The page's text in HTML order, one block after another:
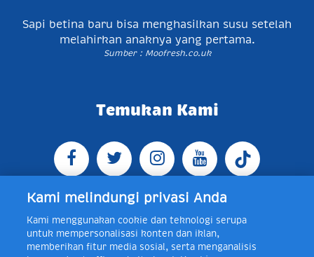
Sapi betina baru bisa menghasilkan susu setelah
melahirkan anaknya yang pertama.
Sumber : Moofresh.co.uk
Temukan Kami
Jl. Raya Bogor KM 5, Pasar Rebo, Jakarta Timur,
Indonesia 13760
Telp +62 21 8410945 | PO BOX
Kami melindungi privasi Anda
Kami menggunakan cookie dan teknologi serupa
untuk mempersonalisasi konten dan iklan,
memberikan fitur media sosial, serta menganalisis